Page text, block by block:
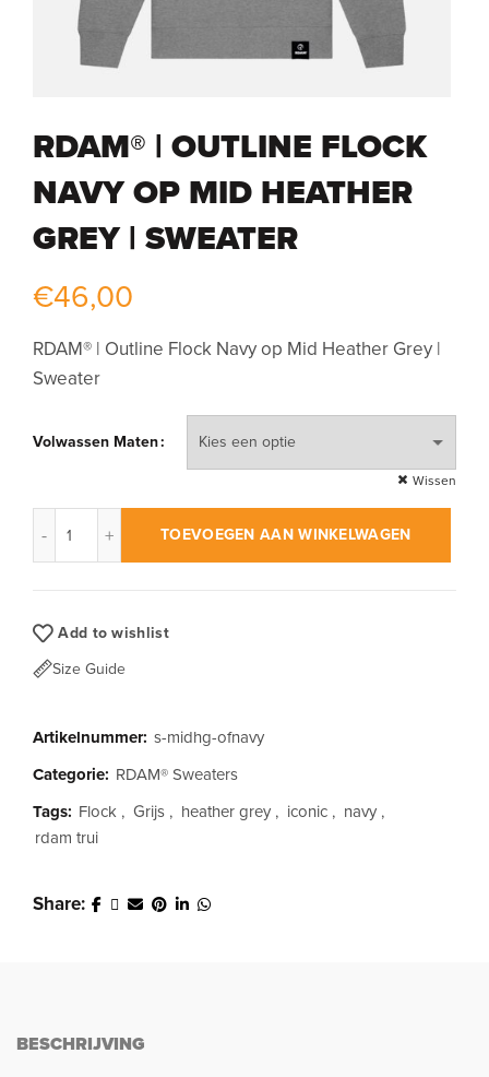
RDAM® | OUTLINE FLOCK
NAVY OP MID HEATHER
GREY | SWEATER
€46,00
RDAM® | Outline Flock Navy op Mid Heather Grey |
Sweater
Volwassen Maten
Wissen
TOEVOEGEN AAN WINKELWAGEN
Add to wishlist
Size Guide
Artikelnummer: s-midhg-ofnavy
Categorie: RDAM® Sweaters
Tags: Flock , Grijs , heather grey , iconic , navy ,
rdam trui
Share
BESCHRIJVING